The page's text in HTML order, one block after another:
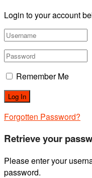
Login to your account
Remember Me
Forgotten Password?
Retrieve your
Please enter your
password.